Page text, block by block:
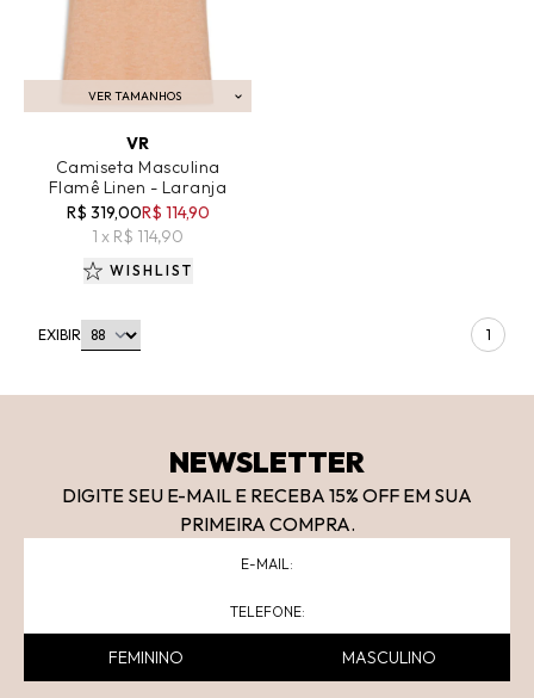
VER TAMANHOS
ADICIONAR AO CARRINHO
VR
Camiseta Masculina
Flamê Linen - Laranja
R$ 319,00R$ 114,90
1 x R$ 114,90
WISHLIST
EXIBIR 1
NEWSLETTER
DIGITE SEU E-MAIL E RECEBA 15% OFF EM SUA
PRIMEIRA COMPRA.
FEMININO MASCULINO